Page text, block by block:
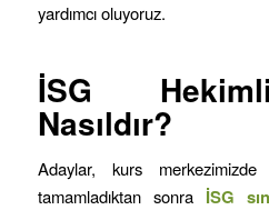
yardımcı oluyoruz.
İSG
Nasıldır?
Adaylar, kurs
tamamladıktan sonra İSG